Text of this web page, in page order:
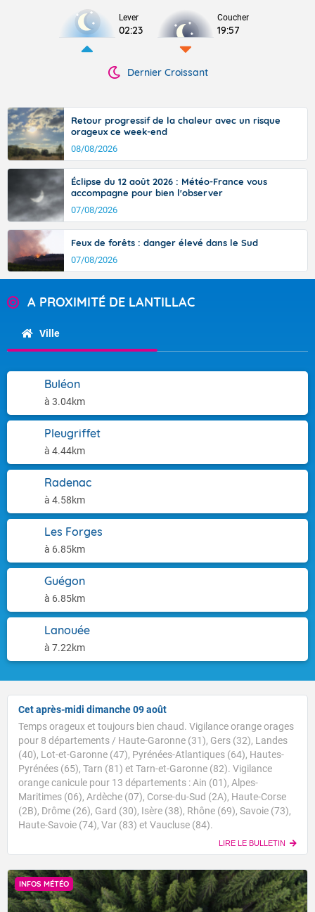
Lever
02:23
Coucher
19:57
Dernier Croissant
Retour progressif de la chaleur avec un risque
orageux ce week-end
08/08/2026
Éclipse du 12 août 2026 : Météo-France vous
accompagne pour bien l'observer
07/08/2026
Feux de forêts : danger élevé dans le Sud
07/08/2026
A PROXIMITÉ DE LANTILLAC
Ville
Buléon
à 3.04km
Pleugriffet
à 4.44km
Radenac
à 4.58km
Les Forges
à 6.85km
Guégon
à 6.85km
Lanouée
à 7.22km
Cet après-midi dimanche 09 août
Temps orageux et toujours bien chaud. Vigilance orange orages
pour 8 départements / Haute-Garonne (31), Gers (32), Landes
(40), Lot-et-Garonne (47), Pyrénées-Atlantiques (64), Hautes-
Pyrénées (65), Tarn (81) et Tarn-et-Garonne (82). Vigilance
orange canicule pour 13 départements : Ain (01), Alpes-
Maritimes (06), Ardèche (07), Corse-du-Sud (2A), Haute-Corse
(2B), Drôme (26), Gard (30), Isère (38), Rhône (69), Savoie (73),
Haute-Savoie (74), Var (83) et Vaucluse (84).
LIRE LE BULLETIN
INFOS MÉTÉO